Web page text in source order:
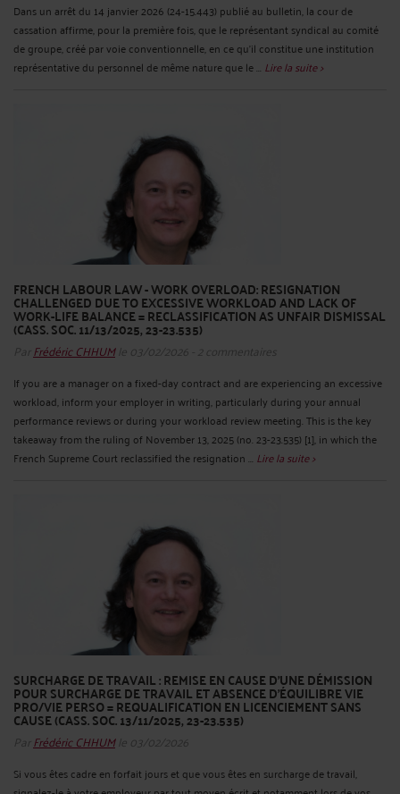
Dans un arrêt du 14 janvier 2026 (24-15.443) publié au bulletin, la cour de
cassation affirme, pour la première fois, que le représentant syndical au comité
de groupe, créé par voie conventionnelle, en ce qu'il constitue une institution
représentative du personnel de même nature que le ... Lire la suite >
FRENCH LABOUR LAW - WORK OVERLOAD: RESIGNATION
CHALLENGED DUE TO EXCESSIVE WORKLOAD AND LACK OF
WORK-LIFE BALANCE = RECLASSIFICATION AS UNFAIR DISMISSAL
(CASS. SOC. 11/13/2025, 23-23.535)
Par Frédéric CHHUMle 03/02/2026 - 2 commentaires
If you are a manager on a fixed-day contract and are experiencing an excessive
workload, inform your employer in writing, particularly during your annual
performance reviews or during your workload review meeting. This is the key
takeaway from the ruling of November 13, 2025 (no. 23-23.535) [1], in which the
French Supreme Court reclassified the resignation ... Lire la suite >
SURCHARGE DE TRAVAIL : REMISE EN CAUSE D’UNE DÉMISSION
POUR SURCHARGE DE TRAVAIL ET ABSENCE D’ÉQUILIBRE VIE
PRO/VIE PERSO = REQUALIFICATION EN LICENCIEMENT SANS
CAUSE (CASS. SOC. 13/11/2025, 23-23.535)
Par Frédéric CHHUMle 03/02/2026
Si vous êtes cadre en forfait jours et que vous êtes en surcharge de travail,